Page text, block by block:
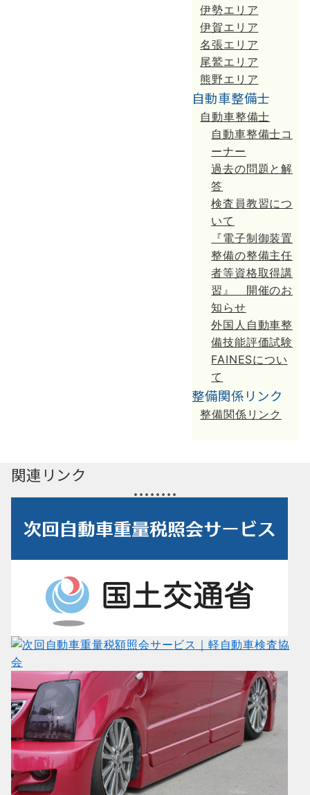
伊勢エリア
伊賀エリア
名張エリア
尾鷲エリア
熊野エリア
自動車整備士
自動車整備士
自動車整備士コ
ーナー
過去の問題と解
答
検査員教習につ
いて
『電子制御装置
整備の整備主任
者等資格取得講
習』 開催のお
知らせ
外国人自動車整
備技能評価試験
FAINESについ
て
整備関係リンク
整備関係リンク
関連リンク